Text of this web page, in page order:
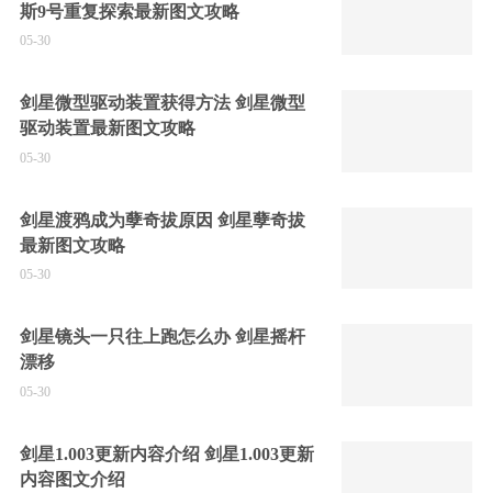
斯9号重复探索最新图文攻略
05-30
剑星微型驱动装置获得方法 剑星微型
驱动装置最新图文攻略
05-30
剑星渡鸦成为孽奇拔原因 剑星孽奇拔
最新图文攻略
05-30
剑星镜头一只往上跑怎么办 剑星摇杆
漂移
05-30
剑星1.003更新内容介绍 剑星1.003更新
内容图文介绍